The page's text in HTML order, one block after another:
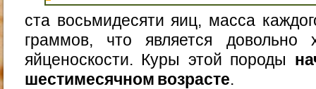
ста восьмидесяти яиц, масса
граммов, что является довольно
яйценоскости. Куры этой породы
шестимесячном возрасте.